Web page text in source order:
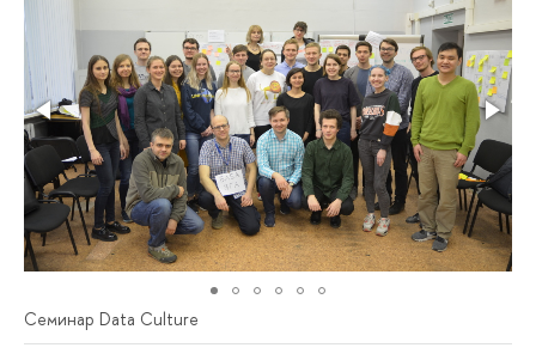
Семинар Data Culture